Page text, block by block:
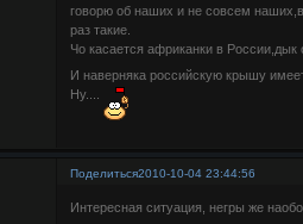
говорю об наших и не совсем
раз такие.
Чо касается африканки в
И наверняка российскую крышу
Ну....
Поделиться2010-10-04 23:44:56
Интересная ситуация, негры же